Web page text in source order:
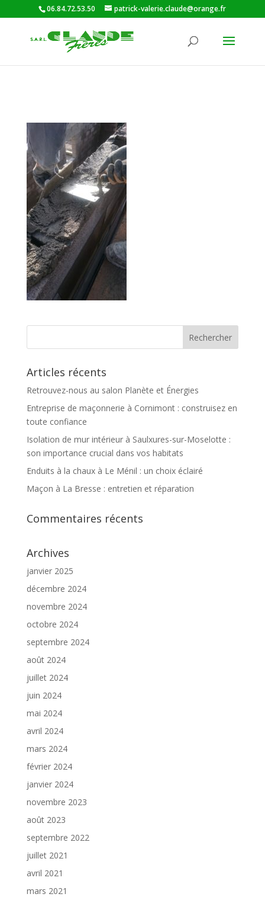
06.84.72.53.50 patrick-valerie.claude@orange.fr
Articles récents
Retrouvez-nous au salon Planète et Énergies
Entreprise de maçonnerie à Cornimont : construisez en
toute confiance
Isolation de mur intérieur à Saulxures-sur-Moselotte :
son importance crucial dans vos habitats
Enduits à la chaux à Le Ménil : un choix éclairé
Maçon à La Bresse : entretien et réparation
Commentaires récents
Archives
janvier 2025
décembre 2024
novembre 2024
octobre 2024
septembre 2024
août 2024
juillet 2024
juin 2024
mai 2024
avril 2024
mars 2024
février 2024
janvier 2024
novembre 2023
août 2023
septembre 2022
juillet 2021
avril 2021
mars 2021